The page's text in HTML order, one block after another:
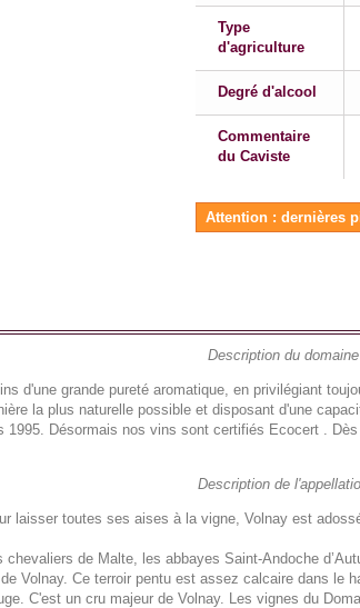
Type
d'agriculture
Degré d'alcool
Commentaire
du Caviste
Attention : dernières
Description du
d'une grande pureté aromatique, en privilégiant
la plus naturelle possible et disposant d'une
1995. Désormais nos vins sont certifiés Ecocert .
Description de
laisser toutes ses aises à la vigne, Volnay est
de Malte, les abbayes Saint-Andoche
Volnay. Ce terroir pentu est assez calcaire dans le
C'est un cru majeur de Volnay. Les vignes du